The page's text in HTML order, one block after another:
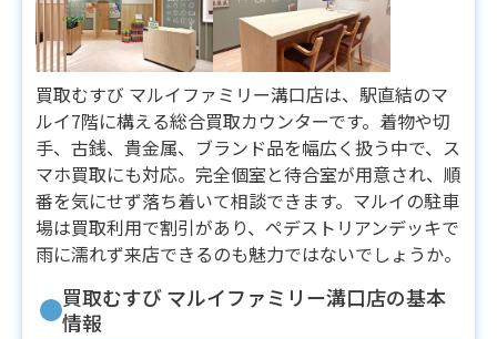
買取むすび マルイファミリー溝口店は、駅直結のマ
ルイ7階に構える総合買取カウンターです。着物や切
手、古銭、貴金属、ブランド品を幅広く扱う中で、ス
マホ買取にも対応。完全個室と待合室が用意され、順
番を気にせず落ち着いて相談できます。マルイの駐車
場は買取利用で割引があり、ペデストリアンデッキで
雨に濡れず来店できるのも魅力ではないでしょうか。
買取むすび マルイファミリー溝口店の基本
情報